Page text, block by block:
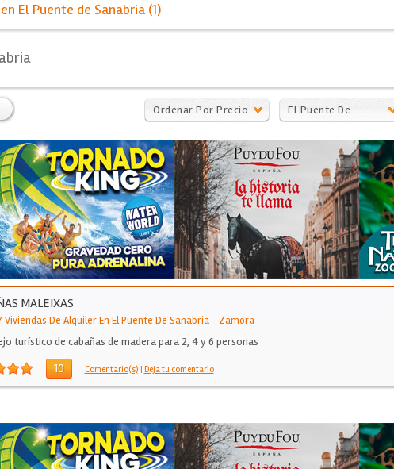
El Puente de Sanabria (1)
Ordenar Por Precio
El Puente De
Sanabria
MALEIXAS
Viviendas De Alquiler En El Puente De Sanabria- Zamora
turístico de cabañas de madera para 2, 4 y 6 personas
10 Comentario(s) | Deja tu comentario